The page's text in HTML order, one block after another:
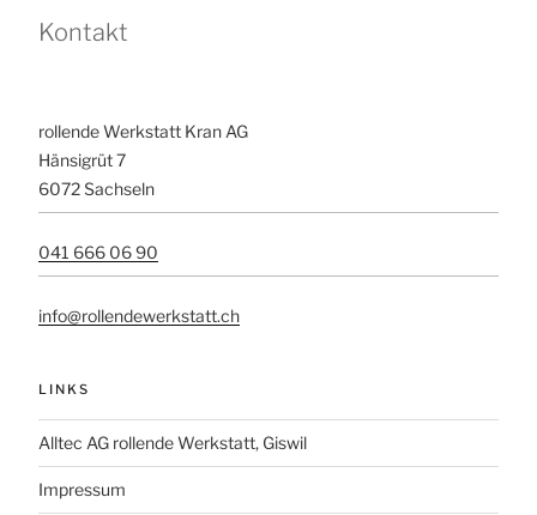
Kontakt
rollende Werkstatt Kran AG
Hänsigrüt 7
6072 Sachseln
041 666 06 90
info@rollendewerkstatt.ch
LINKS
Alltec AG rollende Werkstatt, Giswil
Impressum